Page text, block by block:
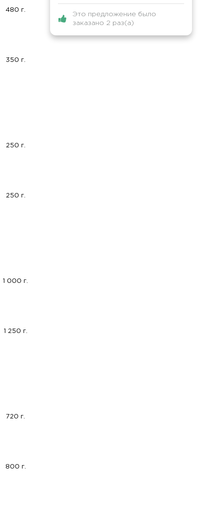
480 г.
350 г.
250 г.
250 г.
1 000 г.
1 250 г.
720 г.
800 г.
Это предложение было
заказано 2 раз(а)